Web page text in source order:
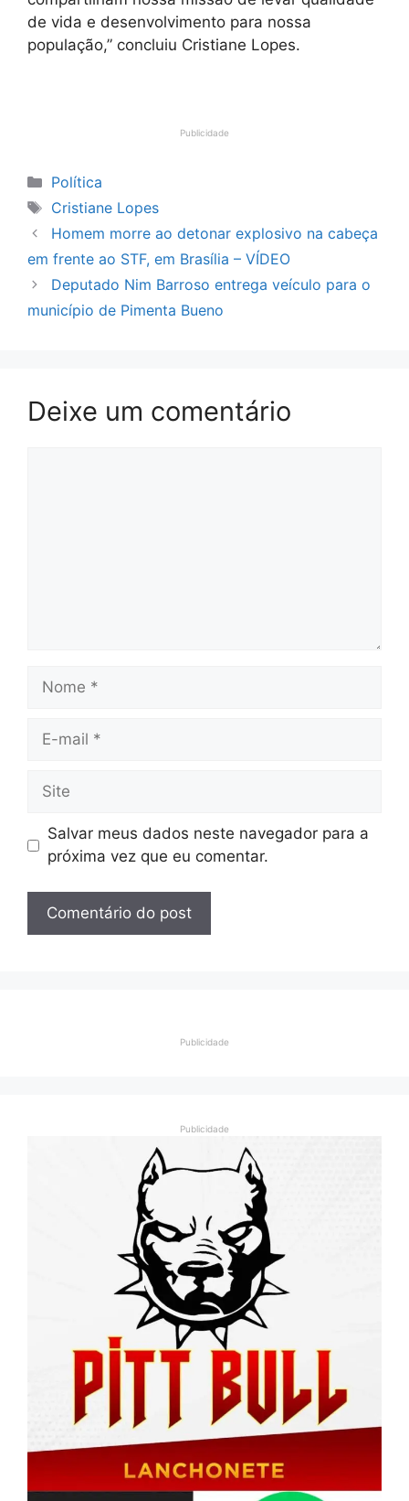
de vida e desenvolvimento para nossa
população,” concluiu Cristiane Lopes.
Publicidade
Categorias
Política
Tags
Cristiane Lopes
Homem morre ao detonar explosivo na cabeça
em frente ao STF, em Brasília – VÍDEO
Deputado Nim Barroso entrega veículo para o
município de Pimenta Bueno
Deixe um comentário
Nome
Site
Salvar meus dados neste navegador para a
próxima vez que eu comentar.
Publicidade
Publicidade